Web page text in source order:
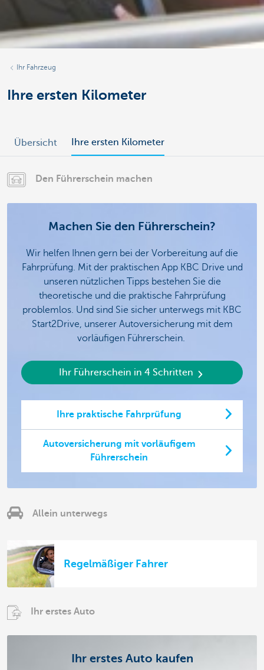
Ihr Fahrzeug
Ihre ersten Kilometer
Übersicht Ihre ersten Kilometer
Den Führerschein machen
Machen Sie den Führerschein?
Wir helfen Ihnen gern bei der Vorbereitung auf die
Fahrprüfung. Mit der praktischen App KBC Drive und
unseren nützlichen Tipps bestehen Sie die
theoretische und die praktische Fahrprüfung
problemlos. Und sind Sie sicher unterwegs mit KBC
Start2Drive, unserer Autoversicherung mit dem
vorläufigen Führerschein.
Ihr Führerschein in 4 Schritten
Ihre praktische Fahrprüfung
Autoversicherung mit vorläufigem
Führerschein
Allein unterwegs
Regelmäßiger Fahrer
Ihr erstes Auto
Ihr erstes Auto kaufen